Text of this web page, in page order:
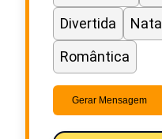
Divertida
Natal
Romântica
Gerar Mensagem